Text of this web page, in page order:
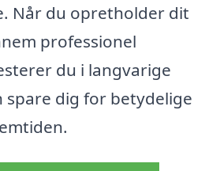
Når du opretholder dit
professionel
du i langvarige
spare dig for betydelige